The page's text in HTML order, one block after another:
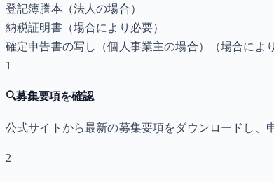
登記簿謄本（法人の場合）
納税証明書（場合により必要）
確定申告書の写し（個人事業主の場合）
（場合によ
1
🔍募集要項を確認
公式サイトから最新の募集要項をダウンロードし、
2